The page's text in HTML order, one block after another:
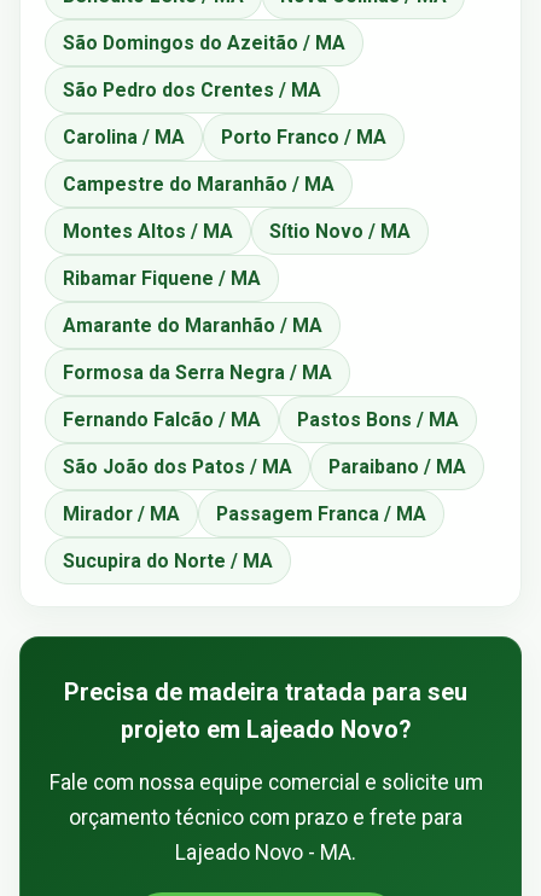
São Domingos do Azeitão / MA
São Pedro dos Crentes / MA
Carolina / MA Porto Franco / MA
Campestre do Maranhão / MA
Montes Altos / MA Sítio Novo / MA
Ribamar Fiquene / MA
Amarante do Maranhão / MA
Formosa da Serra Negra / MA
Fernando Falcão / MA Pastos Bons / MA
São João dos Patos / MA Paraibano / MA
Mirador / MA Passagem Franca / MA
Sucupira do Norte / MA
Precisa de madeira tratada para seu
projeto em Lajeado Novo?
Fale com nossa equipe comercial e solicite um
orçamento técnico com prazo e frete para
Lajeado Novo - MA.